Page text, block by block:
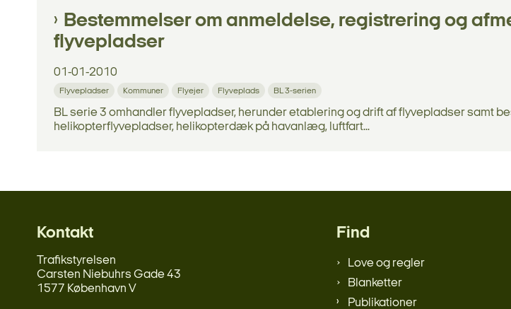
Bestemmelser om anmeldelse, registrering og
flyvepladser
01-01-2010
Flyvepladser Kommuner Flyejer Flyveplads BL 3-serien
BL serie 3 omhandler flyvepladser, herunder etablering og drift af flyvepladser samt
helikopterflyvepladser, helikopterdæk på havanlæg, luftfart...
Kontakt
Trafikstyrelsen
Carsten Niebuhrs Gade 43
1577 København V
Find
Love og regler
Blanketter
Publikationer